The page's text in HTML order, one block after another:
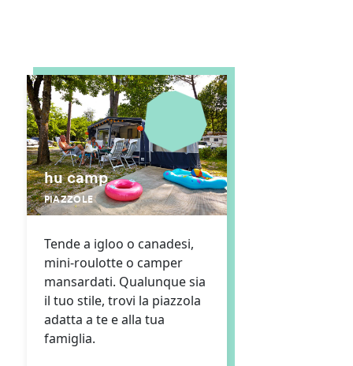
hu camp
PIAZZOLE
Tende a igloo o canadesi,
mini-roulotte o camper
mansardati. Qualunque sia
il tuo stile, trovi la piazzola
adatta a te e alla tua
famiglia.